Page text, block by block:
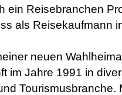
ein Reisebranchen
als Reisekaufmann
neuen
im Jahre 1991 in
Tourismusbranche.